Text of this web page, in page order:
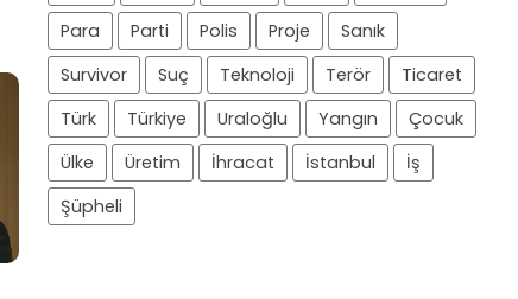
Para
Parti Polis Proje
Sanık
Survivor
Suç Teknoloji Terör
Ticaret
Türk
Türkiye Uraloğlu Yangın
Çocuk
Ülke
Üretim İhracat İstanbul
İş
Şüpheli